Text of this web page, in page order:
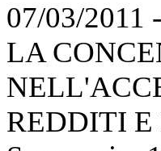
07/03/2011
LA
REDDITI